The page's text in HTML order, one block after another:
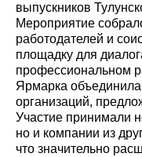
выпускников
Мероприятие
работодателей и
площадку для
профессиональном
Ярмарка
организаций,
Участие принимали
но и компании из
что значительно